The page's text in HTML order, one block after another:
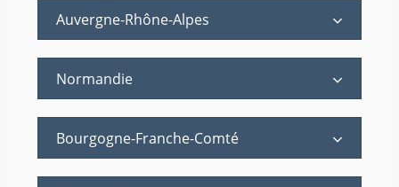
Auvergne-Rhône-Alpes
Normandie
Bourgogne-Franche-Comté